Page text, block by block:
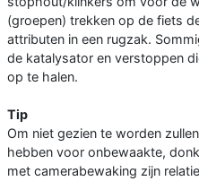
(groepen) trekken op de fiets
attributen in een rugzak.
de katalysator en verstoppen
op te halen.
Tip
Om niet gezien te worden
hebben voor onbewaakte,
met camerabewaking zijn